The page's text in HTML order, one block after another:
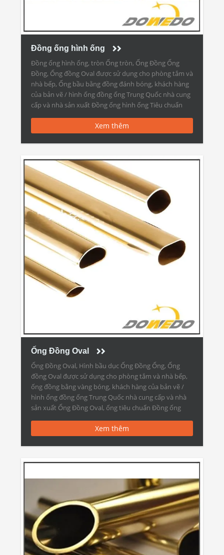
Đồng ống hình ống
Đồng ống hình ống, tròn Ống tròn, Ống Đồng Ống
Đồng, Ống đồng Oval được sử dụng cho phòng tắm và
nhà bếp, Ống bầu bằng đồng đánh bóng, khách hàng
của bản vẽ / hình ống đồng ống Trung Quốc nhà cung
cấp và nhà sản xuất Đồng ống hình ống Tiêu chuẩn
Xem thêm
Ống Đồng Oval
Ống Đồng Oval, Hình bầu dục Ống Đồng Ống, Ống
đồng Oval được sử dụng cho phòng tắm và nhà bếp,
ống đồng bằng vàng bóng, khách hàng của bản vẽ /
hình ống đồng ống Trung Quốc nhà cung cấp và nhà
sản xuất Ống Đồng Oval, ống tiêu chuẩn Đồng ống
Xem thêm